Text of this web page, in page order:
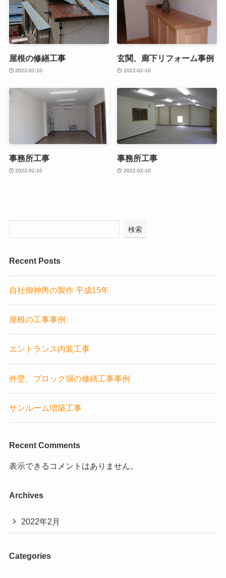
屋根の修繕工事
2022-02-10
玄関、廊下リフォーム事例
2022-02-10
事務所工事
2022-02-10
事務所工事
2022-02-10
検索
Recent Posts
自社御神輿の製作 平成15年
屋根の工事事例
エントランス内装工事
外壁、ブロック塀の修繕工事事例
サンルーム増築工事
Recent Comments
表示できるコメントはありません。
Archives
2022年2月
Categories